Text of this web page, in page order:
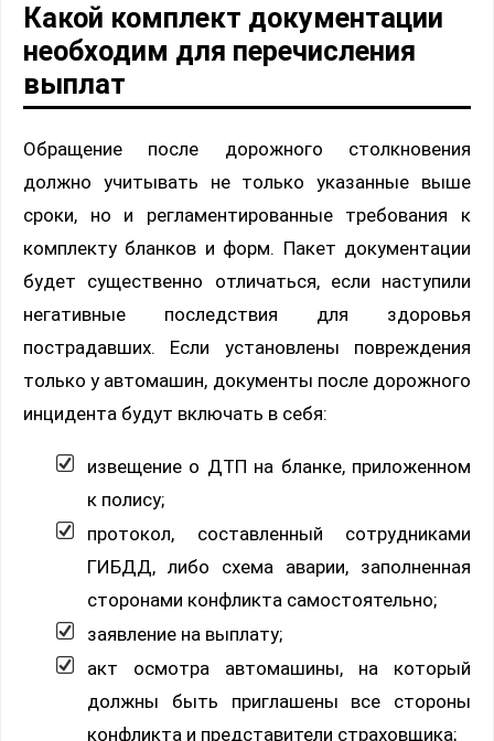
Какой комплект документации
необходим для перечисления
выплат
Обращение после дорожного столкновения
должно учитывать не только указанные выше
сроки, но и регламентированные требования к
комплекту бланков и форм. Пакет документации
будет существенно отличаться, если наступили
негативные последствия для здоровья
пострадавших. Если установлены повреждения
только у автомашин, документы после дорожного
инцидента будут включать в себя:
извещение о ДТП на бланке, приложенном
к полису;
протокол, составленный сотрудниками
ГИБДД, либо схема аварии, заполненная
сторонами конфликта самостоятельно;
заявление на выплату;
акт осмотра автомашины, на который
должны быть приглашены все стороны
конфликта и представители страховщика;